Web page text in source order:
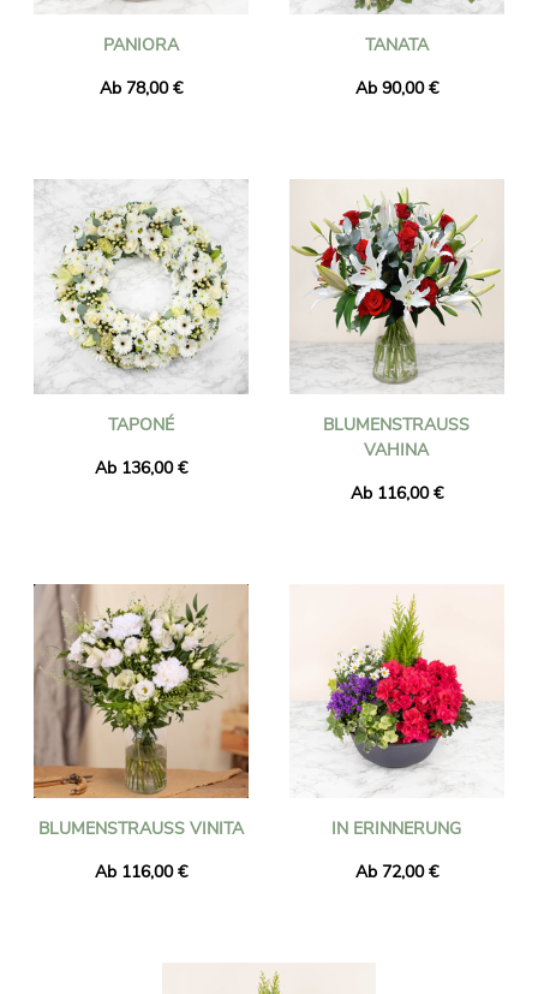
PANIORA
Ab 78,00 €
TANATA
Ab 90,00 €
TAPONÉ
Ab 136,00 €
BLUMENSTRAUSS V
AHINA
Ab 116,00 €
BLUMENSTRAUSS VINITA
Ab 116,00 €
IN ERINNERUNG
Ab 72,00 €